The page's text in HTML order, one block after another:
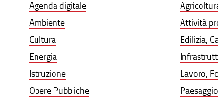
Agenda digitale
Ambiente
Cultura
Energia
Istruzione
Opere Pubbliche
Attività
Edilizia,
Lavoro,